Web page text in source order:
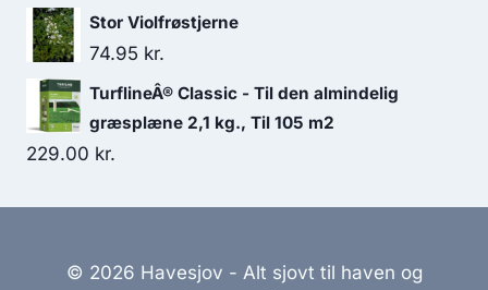
Stor Violfrøstjerne
74.95 kr.
TurflineÂ® Classic - Til den almindelig
græsplæne 2,1 kg., Til 105 m2
229.00 kr.
© 2026 Havesjov - Alt sjovt til haven og